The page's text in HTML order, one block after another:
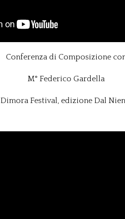
Conferenza di Composizione
M° Federico Gardella
Dimora Festival, edizione Dal